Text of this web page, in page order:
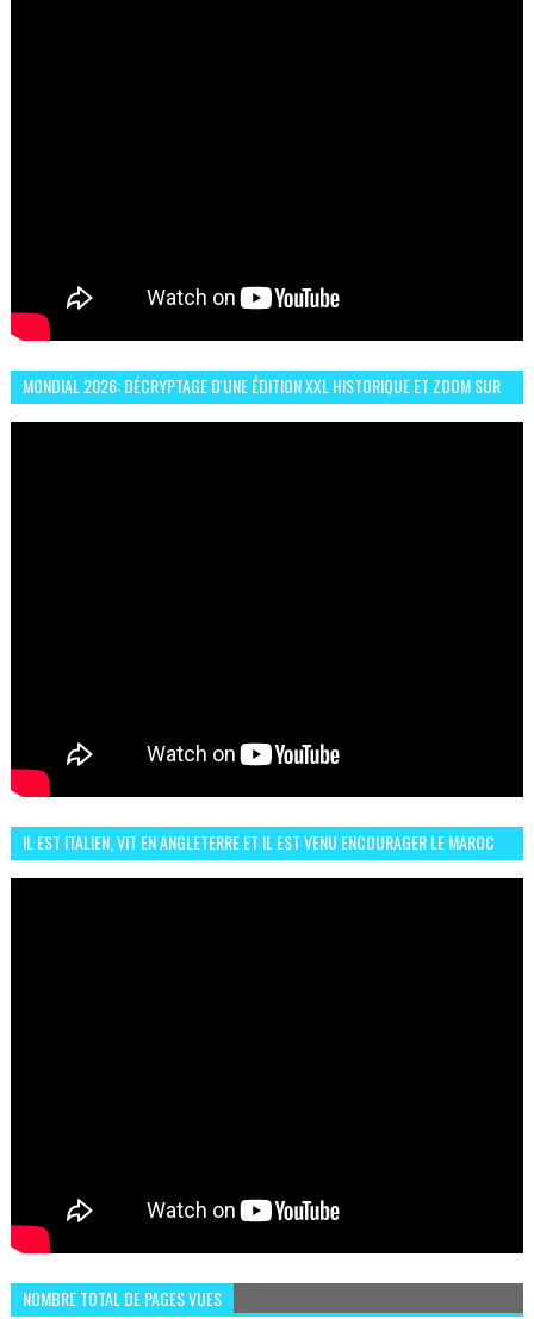
MONDIAL 2026: DÉCRYPTAGE D'UNE ÉDITION XXL HISTORIQUE ET ZOOM SUR
IL EST ITALIEN, VIT EN ANGLETERRE ET IL EST VENU ENCOURAGER LE MAROC
NOMBRE TOTAL DE PAGES VUES